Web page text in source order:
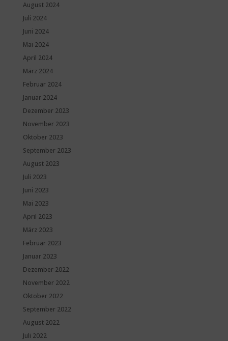
August 2024
Juli 2024
Juni 2024
Mai 2024
April 2024
März 2024
Februar 2024
Januar 2024
Dezember 2023
November 2023
Oktober 2023
September 2023
August 2023
Juli 2023
Juni 2023
Mai 2023
April 2023
März 2023
Februar 2023
Januar 2023
Dezember 2022
November 2022
Oktober 2022
September 2022
August 2022
Juli 2022